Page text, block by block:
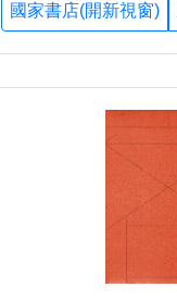
國家書店(開新視窗)